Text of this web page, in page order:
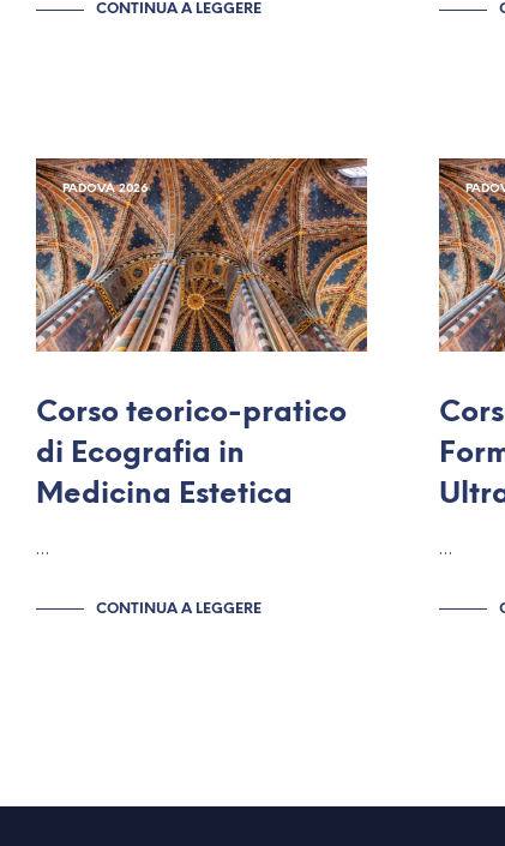
CONTINUA A LEGGERE
PADOVA 2026
Corso teorico-pratico
di Ecografia in
Medicina Estetica
…
CONTINUA A LEGGERE
…